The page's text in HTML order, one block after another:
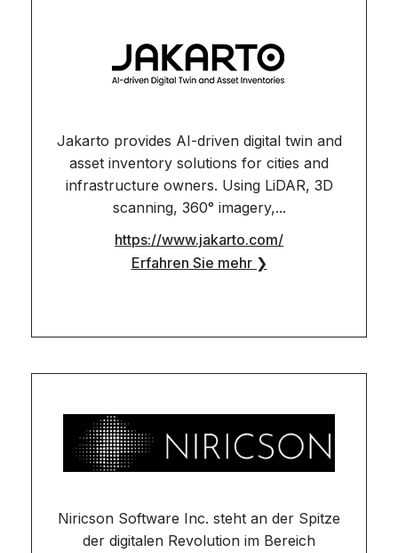
Jakarto provides AI-driven digital twin and
asset inventory solutions for cities and
infrastructure owners. Using LiDAR, 3D
scanning, 360° imagery,...
https://www.jakarto.com/
Erfahren Sie mehr ❯
Niricson Software Inc. steht an der Spitze
der digitalen Revolution im Bereich